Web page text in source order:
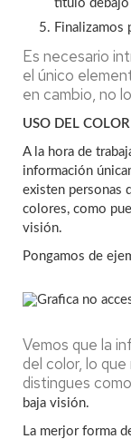
título debajo
Finalizamos
Es necesario
el único
en cambio, no
USO DEL COLOR
A la hora de
información
existen personas
colores, como
visión.
Pongamos de
Vemos que la
del color, lo
distingues
baja visión.
La merjor forma